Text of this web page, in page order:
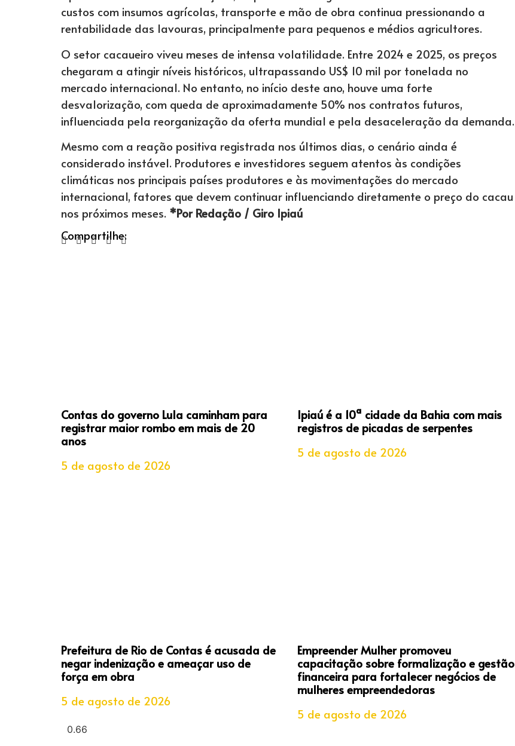
custos com insumos agrícolas, transporte e mão de obra continua pressionando a
rentabilidade das lavouras, principalmente para pequenos e médios agricultores.
O setor cacaueiro viveu meses de intensa volatilidade. Entre 2024 e 2025, os preços
chegaram a atingir níveis históricos, ultrapassando US$ 10 mil por tonelada no
mercado internacional. No entanto, no início deste ano, houve uma forte
desvalorização, com queda de aproximadamente 50% nos contratos futuros,
influenciada pela reorganização da oferta mundial e pela desaceleração da demanda.
Mesmo com a reação positiva registrada nos últimos dias, o cenário ainda é
considerado instável. Produtores e investidores seguem atentos às condições
climáticas nos principais países produtores e às movimentações do mercado
internacional, fatores que devem continuar influenciando diretamente o preço do cacau
nos próximos meses. *Por Redação / Giro Ipiaú
Compartilhe:
Contas do governo Lula caminham para
registrar maior rombo em mais de 20
anos
5 de agosto de 2026
Ipiaú é a 10ª cidade da Bahia com mais
registros de picadas de serpentes
5 de agosto de 2026
Prefeitura de Rio de Contas é acusada de
negar indenização e ameaçar uso de
força em obra
5 de agosto de 2026
Empreender Mulher promoveu
capacitação sobre formalização e gestão
financeira para fortalecer negócios de
mulheres empreendedoras
5 de agosto de 2026